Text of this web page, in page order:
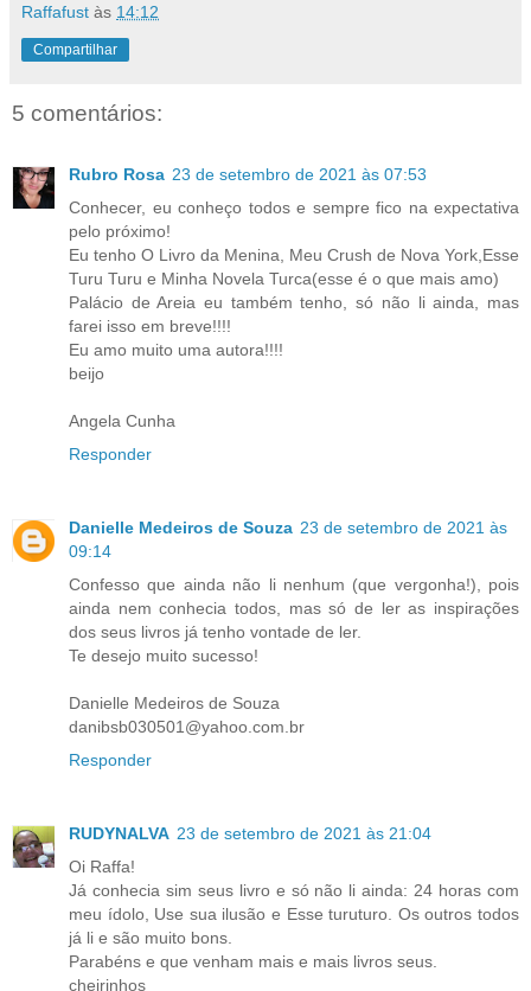
Raffafust às 14:12
Compartilhar
5 comentários:
Rubro Rosa 23 de setembro de 2021 às 07:53
Conhecer, eu conheço todos e sempre fico na expectativa
pelo próximo!
Eu tenho O Livro da Menina, Meu Crush de Nova York,Esse
Turu Turu e Minha Novela Turca(esse é o que mais amo)
Palácio de Areia eu também tenho, só não li ainda, mas
farei isso em breve!!!!
Eu amo muito uma autora!!!!
beijo
Angela Cunha
Responder
Danielle Medeiros de Souza 23 de setembro de 2021 às
09:14
Confesso que ainda não li nenhum (que vergonha!), pois
ainda nem conhecia todos, mas só de ler as inspirações
dos seus livros já tenho vontade de ler.
Te desejo muito sucesso!
Danielle Medeiros de Souza
danibsb030501@yahoo.com.br
Responder
RUDYNALVA 23 de setembro de 2021 às 21:04
Oi Raffa!
Já conhecia sim seus livro e só não li ainda: 24 horas com
meu ídolo, Use sua ilusão e Esse turuturo. Os outros todos
já li e são muito bons.
Parabéns e que venham mais e mais livros seus.
cheirinhos